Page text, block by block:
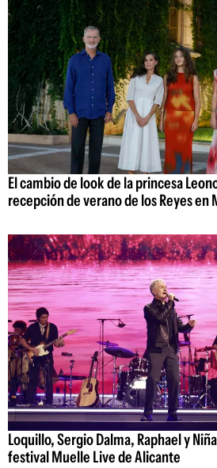
El cambio de look de la princesa
recepción de verano de los Reyes en
Loquillo, Sergio Dalma, Raphael y
festival Muelle Live de Alicante